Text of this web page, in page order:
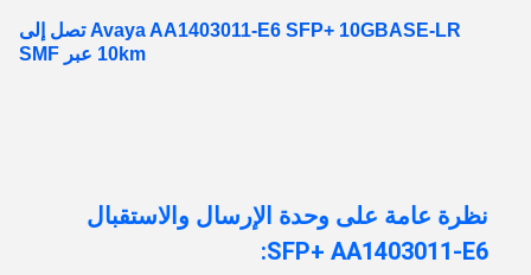
Avaya AA1403011-E6 SFP+ 10GBASE-LR تصل إلى
10km عبر SMF
نظرة عامة على وحدة الإرسال والاستقبال
SFP+ AA1403011-E6: